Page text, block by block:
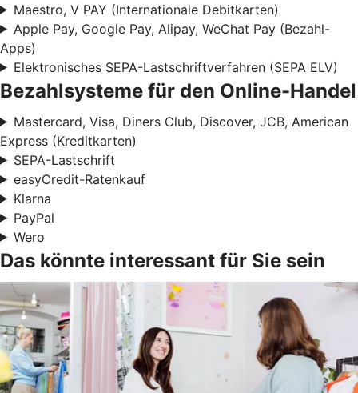
Maestro, V PAY (Internationale Debitkarten)
Apple Pay, Google Pay, Alipay, WeChat Pay (Bezahl-
Apps)
Elektronisches SEPA-Lastschriftverfahren (SEPA ELV)
Bezahlsysteme für den Online-Handel
Mastercard, Visa, Diners Club, Discover, JCB, American
Express (Kreditkarten)
SEPA-Lastschrift
easyCredit-Ratenkauf
Klarna
PayPal
Wero
Das könnte interessant für Sie sein